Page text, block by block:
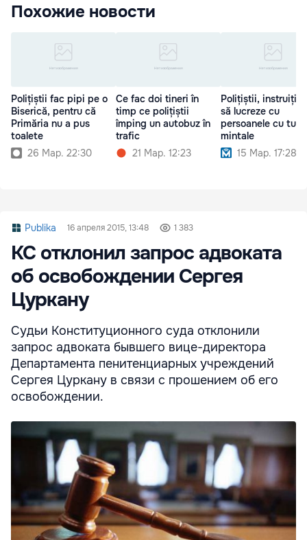
Похожие новости
Polițiștii fac pipi pe o
Biserică, pentru că
Primăria nu a pus
toalete
26 Мар. 22:30
Ce fac doi tineri în
timp ce polițiștii
împing un autobuz în
trafic
21 Мар. 12:23
Polițiștii, instruiți
să lucreze cu
persoanele cu
mintale
15 Мар. 17:28
Publika 16 апреля 2015, 13:48 1 383
КС отклонил запрос адвоката
об освобождении Сергея
Цуркану
Судьи Конституционного суда отклонили
запрос адвоката бывшего вице-директора
Департамента пенитенциарных учреждений
Сергея Цуркану в связи с прошением об его
освобождении.